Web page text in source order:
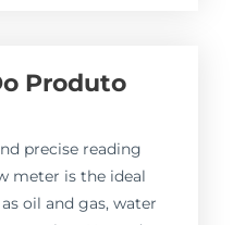
Produto
precise reading
meter is the ideal
oil and gas, water